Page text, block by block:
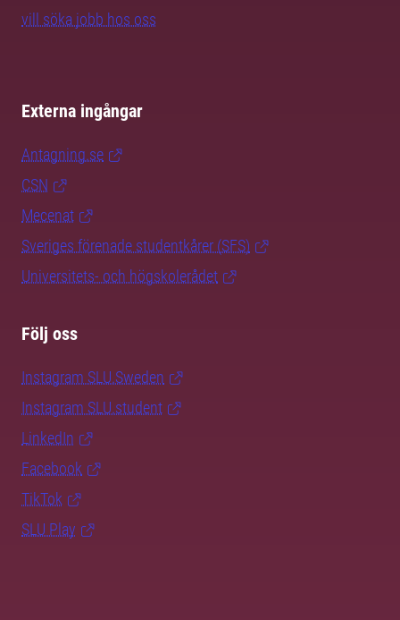
vill söka jobb hos oss
Externa ingångar
Antagning.se
CSN
Mecenat
Sveriges förenade studentkårer (SFS)
Universitets- och högskolerådet
Följ oss
Instagram SLU.Sweden
Instagram SLU.student
LinkedIn
Facebook
TikTok
SLU Play